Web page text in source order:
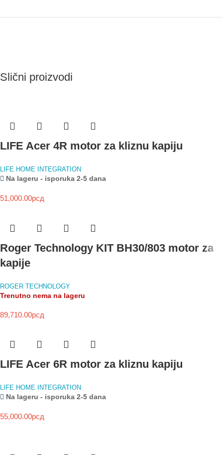
Slični proizvodi
LIFE Acer 4R motor za kliznu kapiju
LIFE HOME INTEGRATION
Na lageru - isporuka 2-5 dana
51,000.00рсд
Roger Technology KIT BH30/803 motor za
kapije
ROGER TECHNOLOGY
Trenutno nema na lageru
89,710.00рсд
LIFE Acer 6R motor za kliznu kapiju
LIFE HOME INTEGRATION
Na lageru - isporuka 2-5 dana
55,000.00рсд